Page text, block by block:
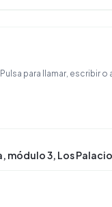
para llamar, escribir o
módulo 3, Los